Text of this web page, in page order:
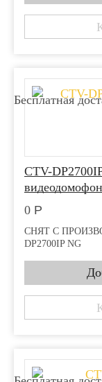
Бесплатная
CTV-
0 Р
СНЯТ С
DP2700IP NG